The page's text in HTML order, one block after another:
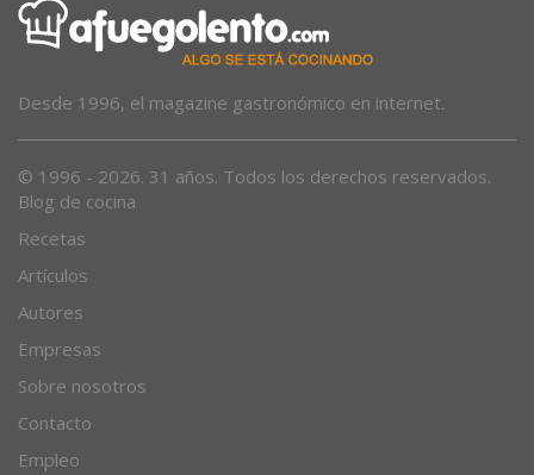
Desde 1996, el magazine gastronómico en internet.
© 1996 - 2026. 31 años. Todos los derechos reservados.
Blog de cocina
Recetas
Artículos
Autores
Empresas
Sobre nosotros
Contacto
Empleo